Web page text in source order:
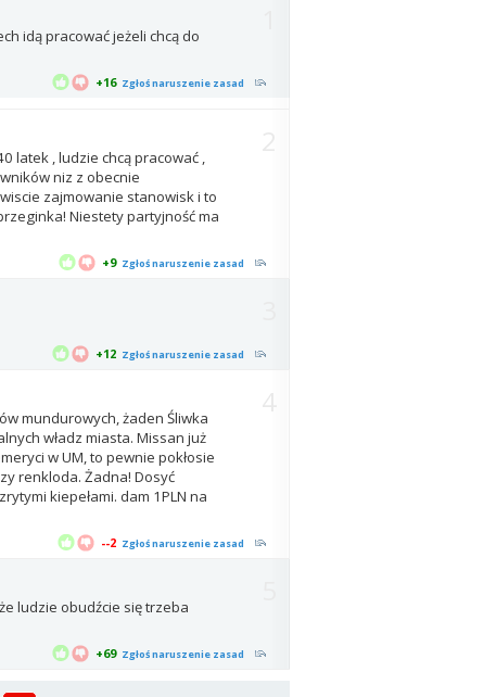
+16
idą pracować jeżeli chcą do
Zgłoś naruszenie zasad
+9
latek , ludzie chcą pracować ,
niz z obecnie
zajmowanie stanowisk i to
Niestety partyjność ma
Zgłoś naruszenie zasad
+12 Zgłoś naruszenie zasad
--2
mundurowych, żaden Śliwka
władz miasta. Missan już
w UM, to pewnie pokłosie
renkloda. Żadna! Dosyć
kiepełami. dam 1PLN na
Zgłoś naruszenie zasad
+69
ludzie obudźcie się trzeba
Zgłoś naruszenie zasad